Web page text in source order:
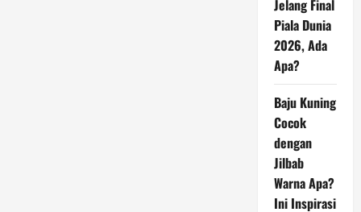
Jelang Final
Piala Dunia
2026, Ada
Apa?
Baju Kuning
Cocok
dengan
Jilbab
Warna Apa?
Ini Inspirasi